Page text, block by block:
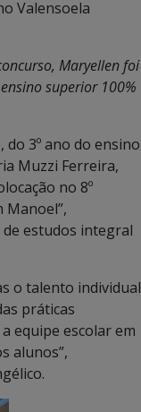
Valensoela
Maryellen foi
superior 100%
3º ano do ensino
Muzzi Ferreira,
no 8º
Manoel”,
estudos integral
o talento individual
práticas
equipe escolar em
alunos”,